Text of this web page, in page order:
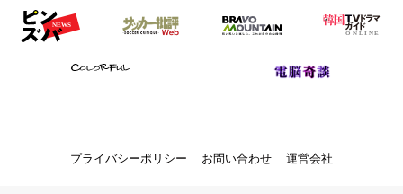
プライバシーポリシー お問い合わせ 運営会社